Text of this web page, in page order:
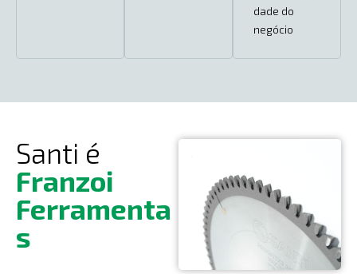
dade do
negócio
Santi é
Franzoi
Ferramenta
s